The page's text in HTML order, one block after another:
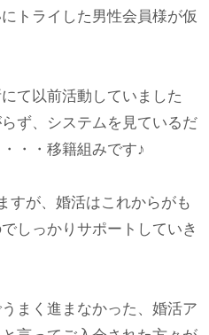
トライした男性会員様が仮
て以前活動していました
ず、システムを見ているだ
・・移籍組みです♪
すが、婚活はこれからがも
しっかりサポートしていき
まく進まなかった、婚活ア